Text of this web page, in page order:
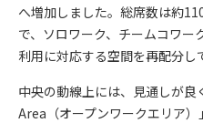
へ増加しました。総席数は約
で、ソロワーク、チームコワー
利用に対応する空間を再配分し
中央の動線上には、見通しが
Area（オープンワークエリア